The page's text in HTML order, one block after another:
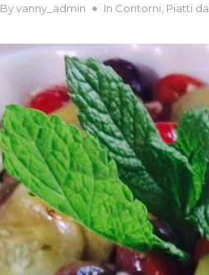
Byvanny_admin In Contorni Piatti